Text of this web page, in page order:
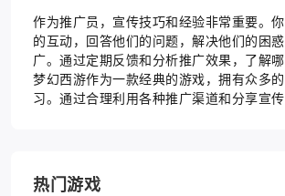
作为推广员，宣传技巧和经验非常重要。
的互动，回答他们的问题，解决他们的困
广。通过定期反馈和分析推广效果，了解
梦幻西游作为一款经典的游戏，拥有众多
习。通过合理利用各种推广渠道和分享宣
热门游戏